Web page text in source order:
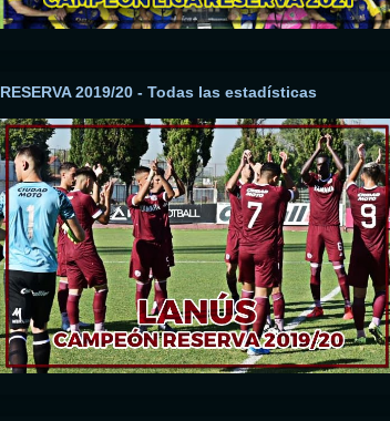
RESERVA 2019/20 - Todas las estadísticas